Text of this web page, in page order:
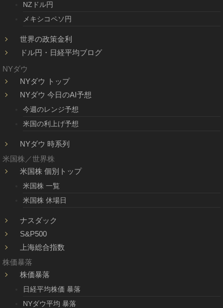
NZドル円
メキシコペソ円
世界の政策金利
ドル円・日経平均ブログ
NYダウ
NYダウ トップ
NYダウ 今日のAI予想
今週のレンジ予想
米国の利上げ予想
NYダウ 時系列
米国株／世界株
米国株 個別トップ
米国株 一覧
米国株 休場日
ナスダック
S&P500
上海総合指数
株価暴落
株価暴落
日経平均株価 暴落
NYダウ平均 暴落